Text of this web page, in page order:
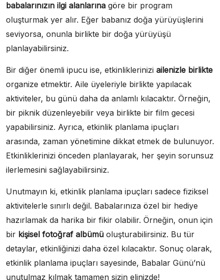
babalarınızın ilgi alanlarına göre bir program
oluşturmak yer alır. Eğer babanız doğa yürüyüşlerini
seviyorsa, onunla birlikte bir doğa yürüyüşü
planlayabilirsiniz.
Bir diğer önemli ipucu ise, etkinliklerinizi ailenizle birlikte
organize etmektir. Aile üyeleriyle birlikte yapılacak
aktiviteler, bu günü daha da anlamlı kılacaktır. Örneğin,
bir piknik düzenleyebilir veya birlikte bir film gecesi
yapabilirsiniz. Ayrıca, etkinlik planlama ipuçları
arasında, zaman yönetimine dikkat etmek de bulunuyor.
Etkinliklerinizi önceden planlayarak, her şeyin sorunsuz
ilerlemesini sağlayabilirsiniz.
Unutmayın ki, etkinlik planlama ipuçları sadece fiziksel
aktivitelerle sınırlı değil. Babalarınıza özel bir hediye
hazırlamak da harika bir fikir olabilir. Örneğin, onun için
bir kişisel fotoğraf albümü oluşturabilirsiniz. Bu tür
detaylar, etkinliğinizi daha özel kılacaktır. Sonuç olarak,
etkinlik planlama ipuçları sayesinde, Babalar Günü’nü
unutulmaz kılmak tamamen sizin elinizde!